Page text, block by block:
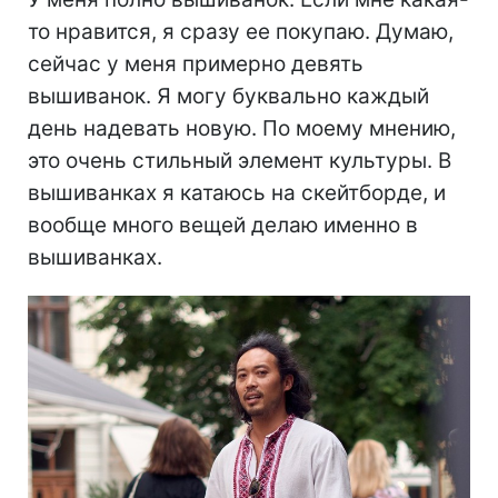
то нравится, я сразу ее покупаю. Думаю,
сейчас у меня примерно девять
вышиванок. Я могу буквально каждый
день надевать новую. По моему мнению,
это очень стильный элемент культуры. В
вышиванках я катаюсь на скейтборде, и
вообще много вещей делаю именно в
вышиванках.